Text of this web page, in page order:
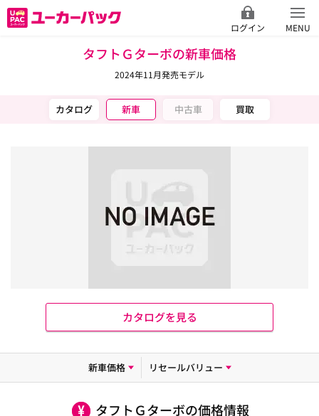
ログイン MENU
タフトＧターボの新車価格
2024年11月発売モデル
カタログ 新車 中古車 買取
カタログを見る
新車価格 リセールバリュー
タフトＧターボの価格情報